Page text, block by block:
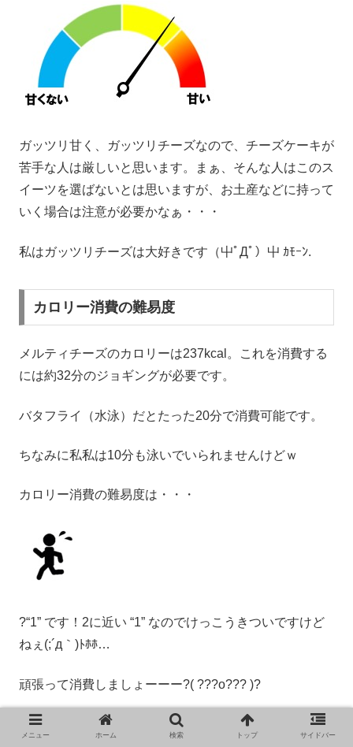
ガッツリ甘く、ガッツリチーズなので、チーズケーキが
苦手な人は厳しいと思います。まぁ、そんな人はこのス
イーツを選ばないとは思いますが、お土産などに持って
いく場合は注意が必要かなぁ・・・
私はガッツリチーズは大好きです（屮ﾟДﾟ）屮 ｶﾓｰﾝ.
カロリー消費の難易度
メルティチーズのカロリーは237kcal。これを消費する
には約32分のジョギングが必要です。
バタフライ（水泳）だとたった20分で消費可能です。
ちなみに私私は10分も泳いでいられませんけどｗ
カロリー消費の難易度は・・・
?“1” です！2に近い “1” なのでけっこうきついですけど
ねぇ(;´д｀)ﾄﾎﾎ…
頑張って消費しましょーーー?( ???o??? )?
メニュー ホーム 検索 トップ サイドバー